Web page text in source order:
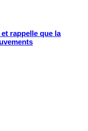
rappelle que la